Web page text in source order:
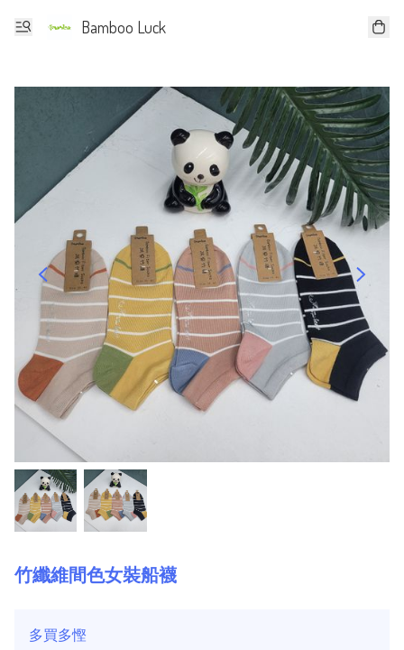
Bamboo Luck
竹纖維間色女裝船襪
多買多慳